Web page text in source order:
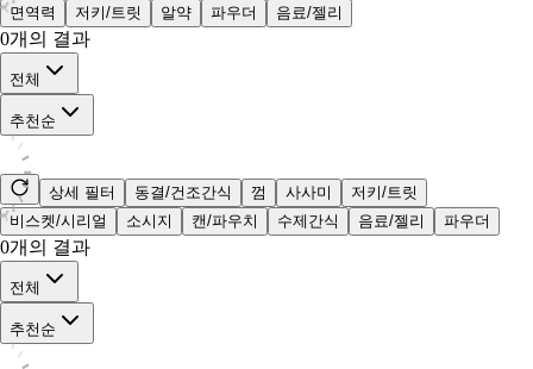
면역력
저키/트릿 알약 파우더 음료/젤리
0개의 결과
전체
추천순
상세 필터 동결/건조간식 껌 사사미
저키/트릿
비스켓/시리얼
소시지 캔/파우치 수제간식 음료/젤리 파우더
0개의 결과
전체
추천순